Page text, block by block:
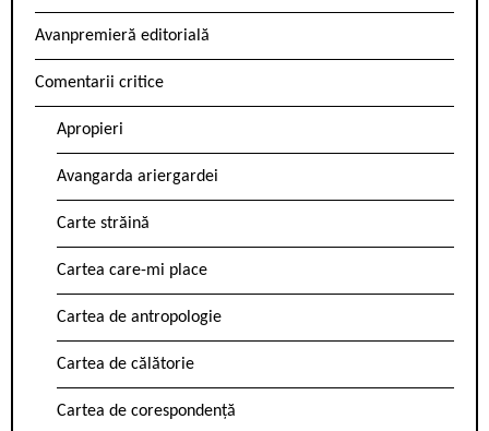
Avanpremieră editorială
Comentarii critice
Apropieri
Avangarda ariergardei
Carte străină
Cartea care-mi place
Cartea de antropologie
Cartea de călătorie
Cartea de corespondență